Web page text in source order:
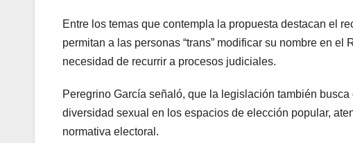
Entre los temas que contempla la propuesta destacan el
permitan a las personas “trans” modificar su nombre en
necesidad de recurrir a procesos judiciales.
Peregrino García señaló, que la legislación también
diversidad sexual en los espacios de elección popular,
normativa electoral.